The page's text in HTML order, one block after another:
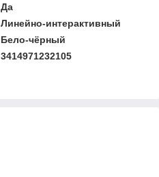
Да
Линейно-интерактивный
Бело-чёрный
3414971232105